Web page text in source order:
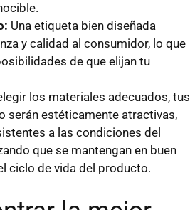
Una etiqueta bien diseñada
y calidad al consumidor, lo que
de que elijan tu
los materiales adecuados, tus
serán estéticamente atractivas,
a las condiciones del
que se mantengan en buen
ciclo de vida del producto.